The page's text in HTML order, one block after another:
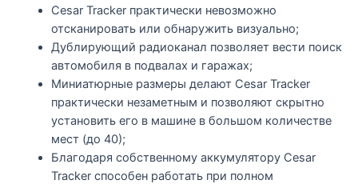
Cesar Tracker практически невозможно
отсканировать или обнаружить визуально;
Дублирующий радиоканал позволяет вести поиск
автомобиля в подвалах и гаражах;
Миниатюрные размеры делают Cesar Tracker
практически незаметным и позволяют скрытно
установить его в машине в большом количестве
мест (до 40);
Благодаря собственному аккумулятору Cesar
Tracker способен работать при полном